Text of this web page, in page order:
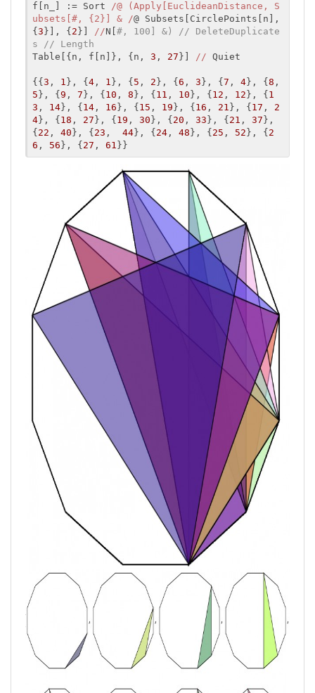
f[n_] := Sort /@ (Apply[EuclideanDistance, S
ubsets[#, {2}] & /@ Subsets[CirclePoints[n],
{ 3 }], { 2 }] //N[ #, 100] &) // DeleteDuplicate
s // Length
Table[{n, f[n]}, {n, 3 , 27 }] // Quiet
{{ 3 , 1 }, { 4, 1 }, { 5 , 2 }, { 6 , 3 }, { 7 , 4}, { 8
5 }, { 9 , 7 }, { 10 , 8 }, { 11 , 10 }, { 12 , 12 }, { 1
3 , 14}, { 14, 16 }, { 15 , 19 }, { 16 , 21 }, { 17 , 2
4}, { 18 , 27 }, { 19 , 30 }, { 20 , 33 }, { 21 , 37 },
{ 22 , 40 }, { 23 , 44}, { 24, 48 }, { 25 , 52 }, { 2
6 , 56 }, { 27 , 61 }}